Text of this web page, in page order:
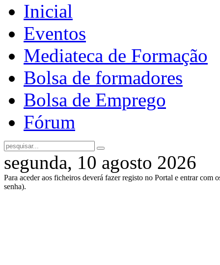
Inicial
Eventos
Mediateca de Formação
Bolsa de formadores
Bolsa de Emprego
Fórum
segunda, 10 agosto 2026
Para aceder aos ficheiros deverá fazer registo no Portal e entrar com
senha).